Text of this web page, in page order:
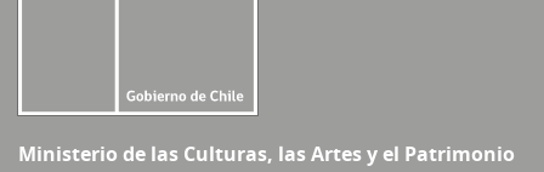
Ministerio de las Culturas, las Artes y el Patrimonio